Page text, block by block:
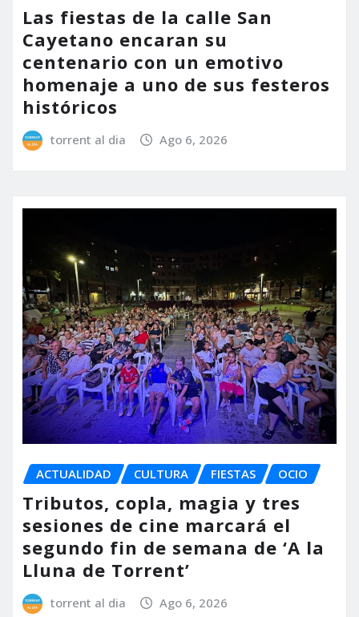
Las fiestas de la calle San
Cayetano encaran su
centenario con un emotivo
homenaje a uno de sus festeros
históricos
torrent al dia Ago 6, 2026
ACTUALIDAD CULTURA FIESTAS OCIO
Tributos, copla, magia y tres
sesiones de cine marcará el
segundo fin de semana de ‘A la
Lluna de Torrent’
torrent al dia Ago 6, 2026